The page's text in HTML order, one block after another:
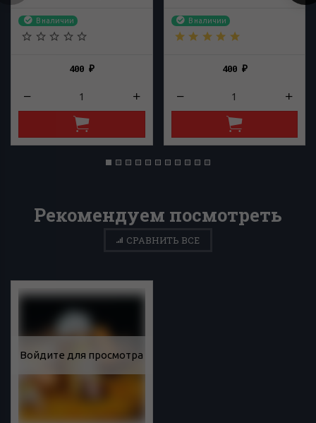
В наличии
400₽
В наличии
400 ₽
Рекомендуем посмотреть
СРАВНИТЬ ВСЕ
Войдите для просмотра